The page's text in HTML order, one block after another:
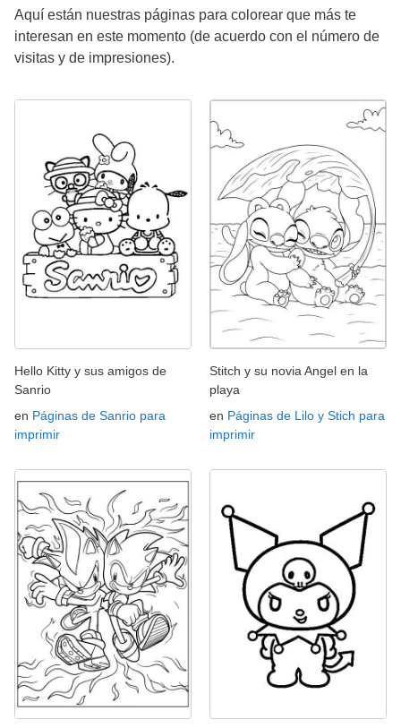
Aquí están nuestras páginas para colorear que más te
interesan en este momento (de acuerdo con el número de
visitas y de impresiones).
Hello Kitty y sus amigos de
Sanrio
en Páginas de Sanrio para
imprimir
Stitch y su novia Angel en la
playa
en Páginas de Lilo y Stich para
imprimir